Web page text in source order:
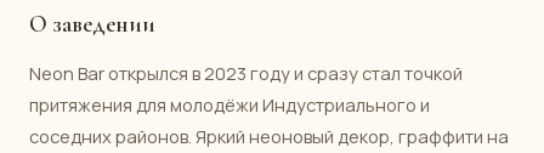
О заведении
Neon Bar открылся в 2023 году и сразу стал точкой
притяжения для молодёжи Индустриального и
соседних районов. Яркий неоновый декор, граффити на